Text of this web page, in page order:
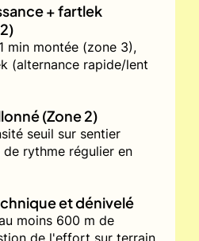
+ fartlek
min montée (zone 3),
(alternance rapide/lent
(Zone 2)
seuil sur sentier
rythme régulier en
et dénivelé
moins 600 m de
de l'effort sur terrain